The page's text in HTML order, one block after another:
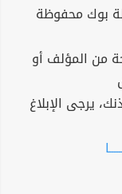
بوك محفوظة
من المؤلف أو
يرجى الإبلاغ